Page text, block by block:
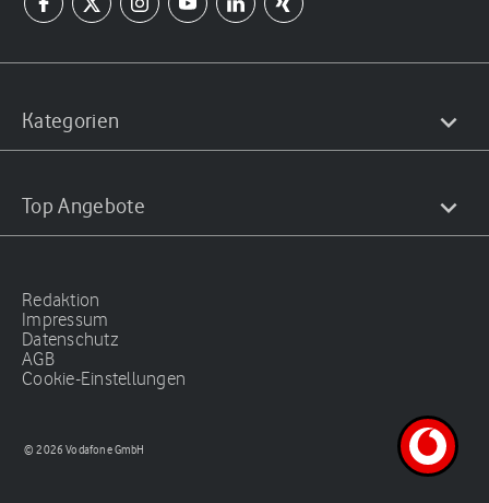
Kategorien
Top Angebote
Redaktion
Impressum
Datenschutz
AGB
Cookie-Einstellungen
© 2026 Vodafone GmbH